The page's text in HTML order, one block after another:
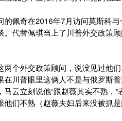
佩奇在2016年7月访问莫斯科
代替佩琪当上了川普外交政策
个外交政策顾问，说没见过他
川普眼里这俩人不是与俄罗斯
云立刻说他“跟赵薇其实不熟，
们不熟（赵薇夫妇后来没被抓